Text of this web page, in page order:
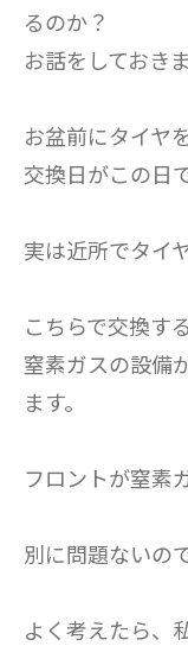
るのか？
お話をしておきま
お盆前にタイヤ
交換日がこの日
実は近所でタイ
こちらで交換す
窒素ガスの設備
ます。
フロントが窒素
別に問題ないの
よく考えたら、